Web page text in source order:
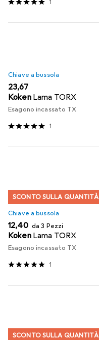
1
Chiave a bussola
EUR
23,67
Koken Lama TORX
Esagono incassato TX
1
SCONTO SULLA QUANTITÀ
Chiave a bussola
EUR
12,40 da 3 Pezzi
Koken Lama TORX
Esagono incassato TX
1
SCONTO SULLA QUANTITÀ